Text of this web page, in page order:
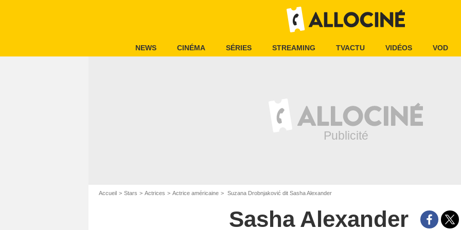
NEWS CINÉMA SÉRIES STREAMING TVACTU VIDÉOS VOD
Accueil Stars Actrices Actrice américaine Suzana Drobnjaković dit Sasha Alexander
Sasha Alexander